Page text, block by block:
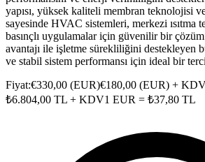
yapısı, yüksek kaliteli membran teknolojisi
sayesinde HVAC sistemleri, merkezi ısıtma
basınçlı uygulamalar için güvenilir bir
avantajı ile işletme sürekliliğini destekleyen
ve stabil sistem performansı için ideal bir
Fiyat:€330,00 (EUR)€180,00 (EUR) +
₺6.804,00 TL + KDV1 EUR = ₺37,80 TL